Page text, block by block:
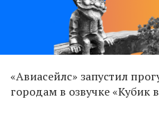
«Авиасейлс» запустил
городам в озвучке «Кубик